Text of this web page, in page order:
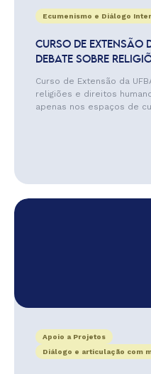
Ecumenismo e Diálogo
CURSO DE EXTENSÃO
DEBATE SOBRE
Curso de Extensão da
religiões e direitos
apenas nos espaços de
Apoio a Projetos
Diálogo e articulação com